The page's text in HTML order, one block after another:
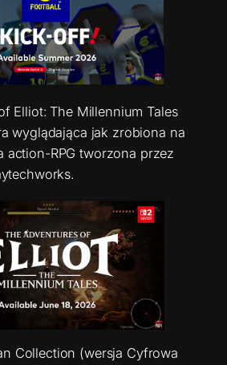
Elliot: The Millennium Tales
wyglądająca jak zrobiona na
action-RPG tworzona przez
Collection (wersja Cyfrowa